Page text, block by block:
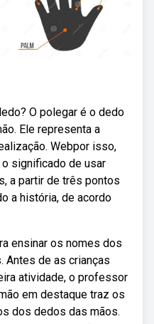
O polegar é o dedo
Ele representa a
Webpor isso,
significado de usar
a partir de três pontos
a história, de acordo
ensinar os nomes dos
Antes de as crianças
atividade, o professor
em destaque traz os
dos dedos das mãos.